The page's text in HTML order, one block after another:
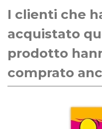
I clienti che
acquistato
prodotto
comprato